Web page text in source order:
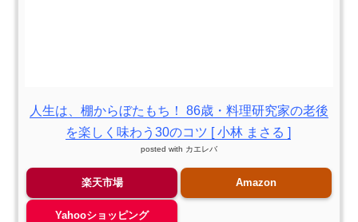
人生は、棚からぼたもち！ 86歳・料理研究家の老後
を楽しく味わう30のコツ [ 小林 まさる ]
posted with カエレバ
楽天市場 Amazon
Yahooショッピング